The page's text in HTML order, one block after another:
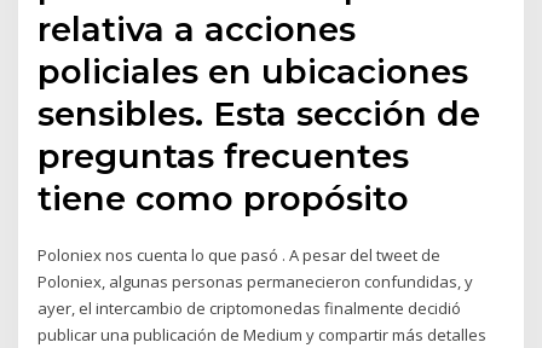
relativa a acciones
policiales en ubicaciones
sensibles. Esta sección de
preguntas frecuentes
tiene como propósito
Poloniex nos cuenta lo que pasó . A pesar del tweet de
Poloniex, algunas personas permanecieron confundidas, y
ayer, el intercambio de criptomonedas finalmente decidió
publicar una publicación de Medium y compartir más detalles